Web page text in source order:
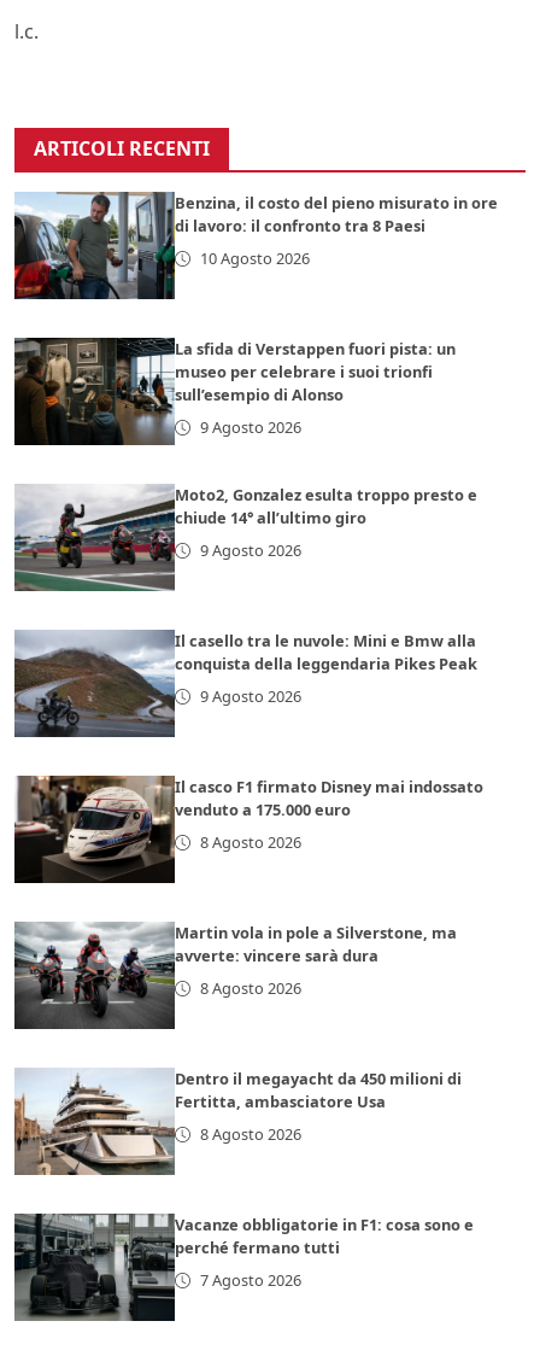
l.c.
ARTICOLI RECENTI
Benzina, il costo del pieno misurato in ore
di lavoro: il confronto tra 8 Paesi
10 Agosto 2026
La sfida di Verstappen fuori pista: un
museo per celebrare i suoi trionfi
sull’esempio di Alonso
9 Agosto 2026
Moto2, Gonzalez esulta troppo presto e
chiude 14° all’ultimo giro
9 Agosto 2026
Il casello tra le nuvole: Mini e Bmw alla
conquista della leggendaria Pikes Peak
9 Agosto 2026
Il casco F1 firmato Disney mai indossato
venduto a 175.000 euro
8 Agosto 2026
Martin vola in pole a Silverstone, ma
avverte: vincere sarà dura
8 Agosto 2026
Dentro il megayacht da 450 milioni di
Fertitta, ambasciatore Usa
8 Agosto 2026
Vacanze obbligatorie in F1: cosa sono e
perché fermano tutti
7 Agosto 2026